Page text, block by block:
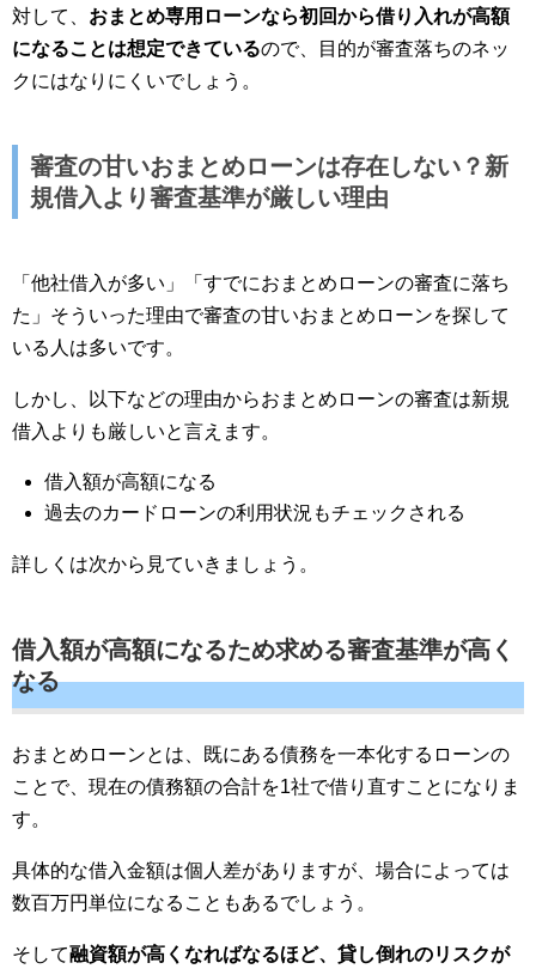
対して、 おまとめ専用ローンなら初回から借り入れが高額
になることは想定できているので、目的が審査落ちのネッ
クにはなりにくいでしょう。
審査の甘いおまとめローンは存在しない？新
規借入より審査基準が厳しい理由
「他社借入が多い」「すでにおまとめローンの審査に落ち
た」そういった理由で審査の甘いおまとめローンを探して
いる人は多いです。
しかし、以下などの理由からおまとめローンの審査は新規
借入よりも厳しいと言えます。
借入額が高額になる
過去のカードローンの利用状況もチェックされる
詳しくは次から見ていきましょう。
借入額が高額になるため求める審査基準が高く
なる
おまとめローンとは、既にある債務を一本化するローンの
ことで、現在の債務額の合計を1社で借り直すことになりま
す。
具体的な借入金額は個人差がありますが、場合によっては
数百万円単位になることもあるでしょう。
そして融資額が高くなればなるほど、貸し倒れのリスクが